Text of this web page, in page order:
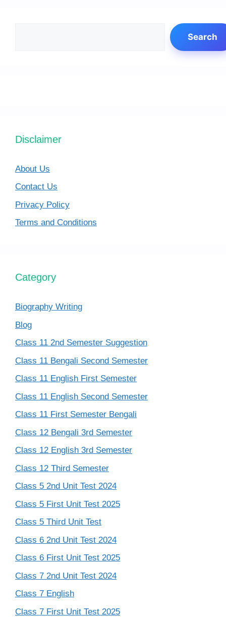
Search
Disclaimer
About Us
Contact Us
Privacy Policy
Terms and Conditions
Category
Biography Writing
Blog
Class 11 2nd Semester Suggestion
Class 11 Bengali Second Semester
Class 11 English First Semester
Class 11 English Second Semester
Class 11 First Semester Bengali
Class 12 Bengali 3rd Semester
Class 12 English 3rd Semester
Class 12 Third Semester
Class 5 2nd Unit Test 2024
Class 5 First Unit Test 2025
Class 5 Third Unit Test
Class 6 2nd Unit Test 2024
Class 6 First Unit Test 2025
Class 7 2nd Unit Test 2024
Class 7 English
Class 7 First Unit Test 2025